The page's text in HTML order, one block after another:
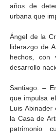
años de
urbana que
Ángel de la
liderazgo de
hechos, con
desarrollo
Santiago. –
que impulsa
Luis
la Casa de
patrimonio